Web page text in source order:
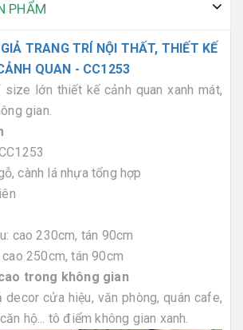
PHẨM
TRANG TRÍ NỘI THẤT, THIẾT KẾ
QUAN - CC1253
lớn thiết kế cảnh quan xanh mát,
gian.
cành lá nhựa tổng hợp
cao 230cm, tán 90cm
250cm, tán 90cm
trong không gian
decor cửa hiệu, văn phòng, quán cafe,
hộ... tô điểm không gian xanh.